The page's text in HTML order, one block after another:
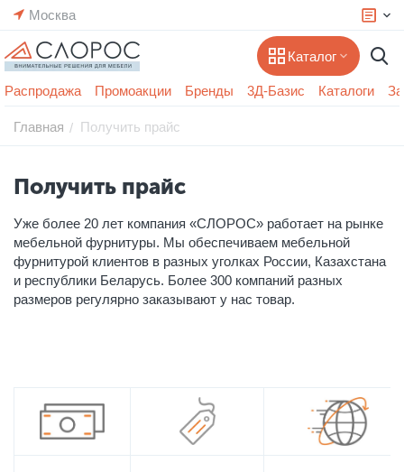
Москва
Каталог
Распродажа Промоакции Бренды 3Д-Базис Каталоги
Главная / Получить прайс
Получить прайс
Уже более 20 лет компания «СЛОРОС» работает на рынке
мебельной фурнитуры. Мы обеспечиваем мебельной
фурнитурой клиентов в разных уголках России, Казахстана
и республики Беларусь. Более 300 компаний разных
размеров регулярно заказывают у нас товар.